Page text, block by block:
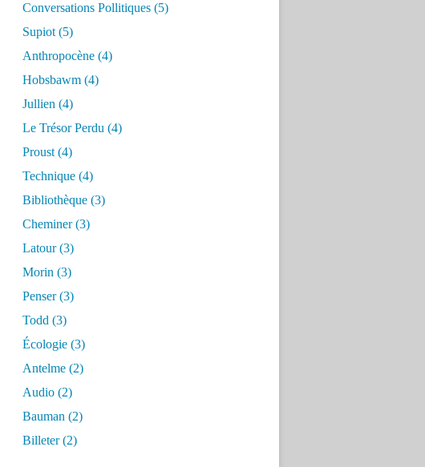
Conversations Pollitiques (5)
Supiot (5)
Anthropocène (4)
Hobsbawm (4)
Jullien (4)
Le Trésor Perdu (4)
Proust (4)
Technique (4)
Bibliothèque (3)
Cheminer(3)
Latour(3)
Morin (3)
Penser(3)
Todd (3)
Écologie (3)
Antelme (2)
Audio (2)
Bauman (2)
Billeter(2)